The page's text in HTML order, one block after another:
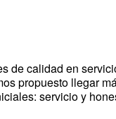
calidad en
propuesto llegar
servicio y